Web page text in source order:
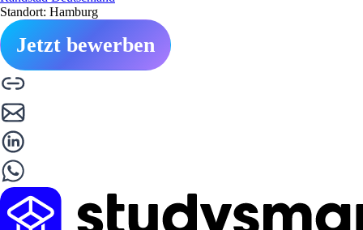
Standort: Hamburg
Jetzt bewerben